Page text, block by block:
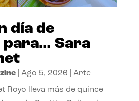
día de
para… Sara
| Ago 5, 2026 Arte
Royo lleva más de quince